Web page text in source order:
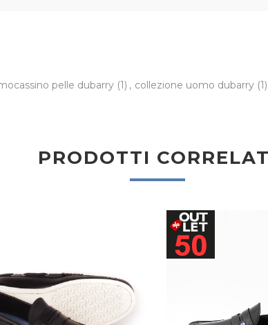
pelle dubarry (1) , collezione uomo dubarry (1)
PRODOTTI